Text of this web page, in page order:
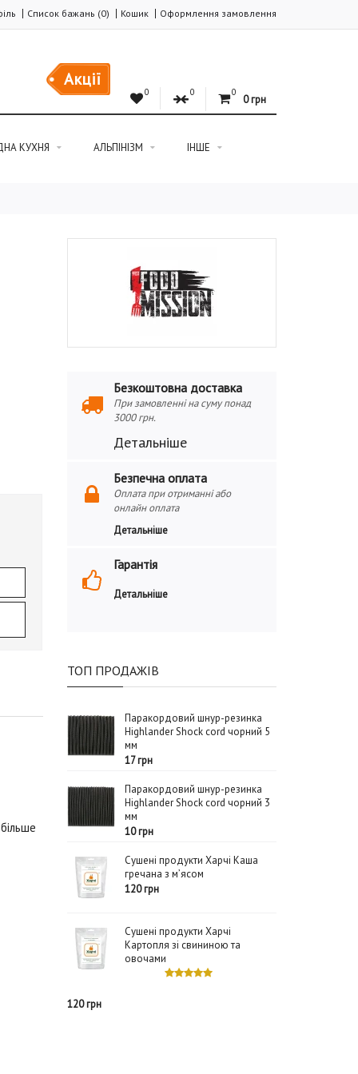
Список бажань (0) Кошик Оформлення замовлення
Акції
0 0 0
0 грн
КУХНЯ АЛЬПІНІЗМ ІНШЕ
Безкоштовна доставка
При замовленні на суму понад
3000 грн.
Детальніше
Безпечна оплата
Оплата при отриманні або
онлайн оплата
Детальніше
Гарантія
Детальніше
ТОП ПРОДАЖІВ
Паракордовий шнур-резинка
Highlander Shock cord чорний 5
мм
17 грн
Паракордовий шнур-резинка
Highlander Shock cord чорний 3
мм
10 грн
Сушені продукти Харчі Каша
гречана з м’ясом
120 грн
Сушені продукти Харчі
Картопля зі свининою та
овочами
120 грн